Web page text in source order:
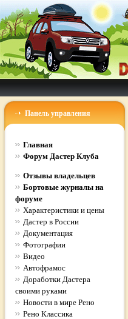
Панель управления
Главная
Форум Дастер Клуба
Отзывы владельцев
Бортовые журналы на
форуме
Характеристики и цены
Дастер в России
Документация
Фотографии
Видео
Автофрамос
Доработки Дастера
своими руками
Новости в мире Рено
Рено Классика